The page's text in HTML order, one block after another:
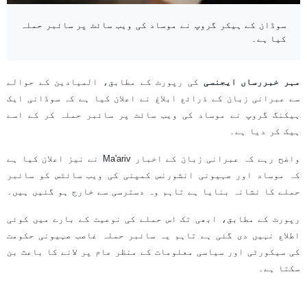
سوڈان کے ہیکر گروپ نے موساد کی ویب سائٹ پر سائبر حملہ
کیا ہے۔
مہر خبررساں ایجنسی کی رپورٹ کے مطابق، المیادین کے حوالے
سے عبرانی زبان کے ذرائع ابلاغ نے اعلان کیا ہے کہ سوڈانی ایک
ہیکنگ گروپ نے موساد کی ویب سائٹ پر سائبر حملہ کر کے اسے
ہیک کر دیا ہے۔
واضح رہے کہ عبرانی زبان کے اخبار Ma'ariv نے نیز اعلان کیا ہے
کہ موساد اور صہیونی انشورنس کمپنی کی ویب سائٹس کو سائبر
حملے کا نشانہ بنایا ہے تاہم وہ دسترسی سے خارج ہو گئیں ہیں۔
رپورٹ کے مطابق، ابھی تک اس حملے کی نوعیت کے بارے میں کوئی
اطلاع نہیں دی گئی ہے تاہم یہ سائبر حملہ غاصب صہیونی حکومت
کی سیکورٹی اور سیاسی معلومات کے منظر عام پر لانے کا باعث بن
سکتا ہے۔